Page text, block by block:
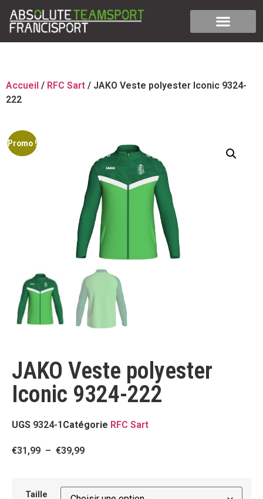
Accueil / RFC Sart / JAKO Veste polyester Iconic 9324-
222
Promo !
JAKO Veste polyester
Iconic 9324-222
UGS 9324-1 Catégorie RFC Sart
€31,99 – €39,99
Taille